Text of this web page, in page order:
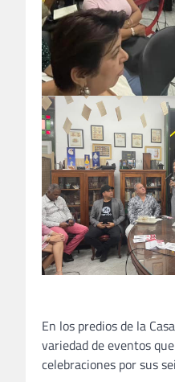
En los predios de la
variedad de eventos
celebraciones por sus